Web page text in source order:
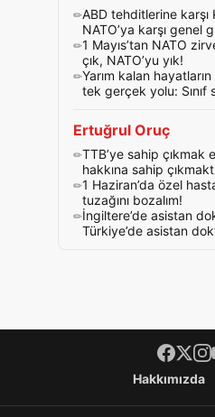
ABD tehditlerine karşı
NATO’ya karşı genel
1 Mayıs’tan NATO
çık, NATO’yu yık!
Yarım kalan
tek gerçek yolu: Sınıf
Ertuğrul Oruç
TTB’ye sahip çıkmak
hakkına sahip
1 Haziran’da özel
tuzağını bozalım!
İngiltere’de asistan
Türkiye’de asistan
Footer menüHakkımızda